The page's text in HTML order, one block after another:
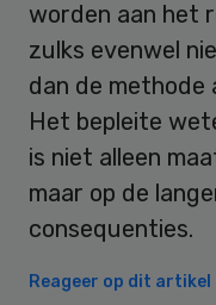
worden aan het
zulks evenwel
dan de methode
Het bepleite
is niet alleen
maar op de
consequenties.
Reageer op dit artikel